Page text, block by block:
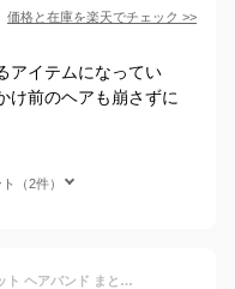
価格と在庫を楽天でチェック >>
アイテムになってい
け前のヘアも崩さずに
（2件）
【7月10日P5倍】ヘアネット 髪 ネット ヘアバンド まとまる 乱れを防ぐ 寝ぐせ防止 レディースネット 黒 ブラック 髪の毛 ヘア 髪キープ おくれ毛 被るタイプ パーマヘアー ヘアスタイル 粧美堂 日本製 【▲】/プロバンスレデイスネット